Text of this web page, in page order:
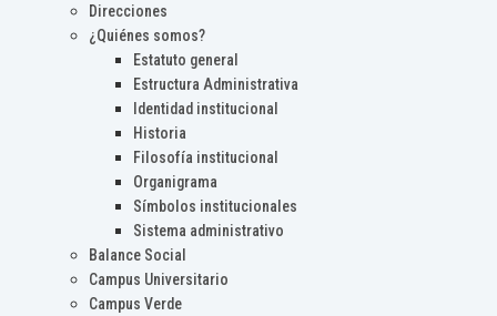
Direcciones
¿Quiénes somos?
Estatuto general
Estructura Administrativa
Identidad institucional
Historia
Filosofía institucional
Organigrama
Símbolos institucionales
Sistema administrativo
Balance Social
Campus Universitario
Campus Verde